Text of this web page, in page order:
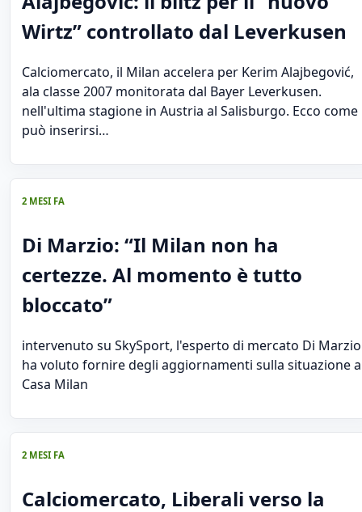
Wirtz” controllato dal Leverkusen
Calciomercato, il Milan accelera per Kerim Alajbegović,
ala classe 2007 monitorata dal Bayer Leverkusen.
nell'ultima stagione in Austria al Salisburgo. Ecco come
può inserirsi…
2 MESI FA
Di Marzio: “Il Milan non ha
certezze. Al momento è tutto
bloccato”
intervenuto su SkySport, l'esperto di mercato Di Marzio
ha voluto fornire degli aggiornamenti sulla situazione a
Casa Milan
2 MESI FA
Calciomercato, Liberali verso la